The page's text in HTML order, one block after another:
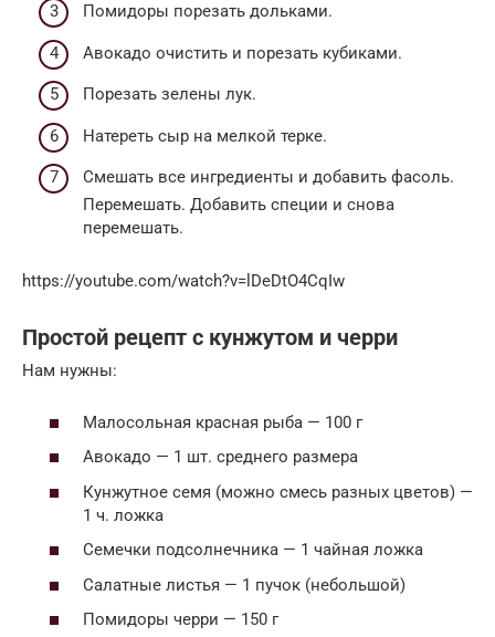
Помидоры порезать дольками.
Авокадо очистить и порезать кубиками.
Порезать зелены лук.
Натереть сыр на мелкой терке.
Смешать все ингредиенты и добавить фасоль.
Перемешать. Добавить специи и снова
перемешать.
https://youtube.com/watch?v=lDeDtO4CqIw
Простой рецепт с кунжутом и черри
Нам нужны:
Малосольная красная рыба — 100 г
Авокадо — 1 шт. среднего размера
Кунжутное семя (можно смесь разных цветов) —
1 ч. ложка
Семечки подсолнечника — 1 чайная ложка
Салатные листья — 1 пучок (небольшой)
Помидоры черри — 150 г